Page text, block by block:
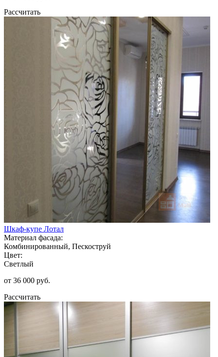
Рассчитать
Шкаф-купе Лотал
Материал фасада:
Комбинированный, Пескоструй
Цвет:
Светлый
от 36 000 руб.
Рассчитать